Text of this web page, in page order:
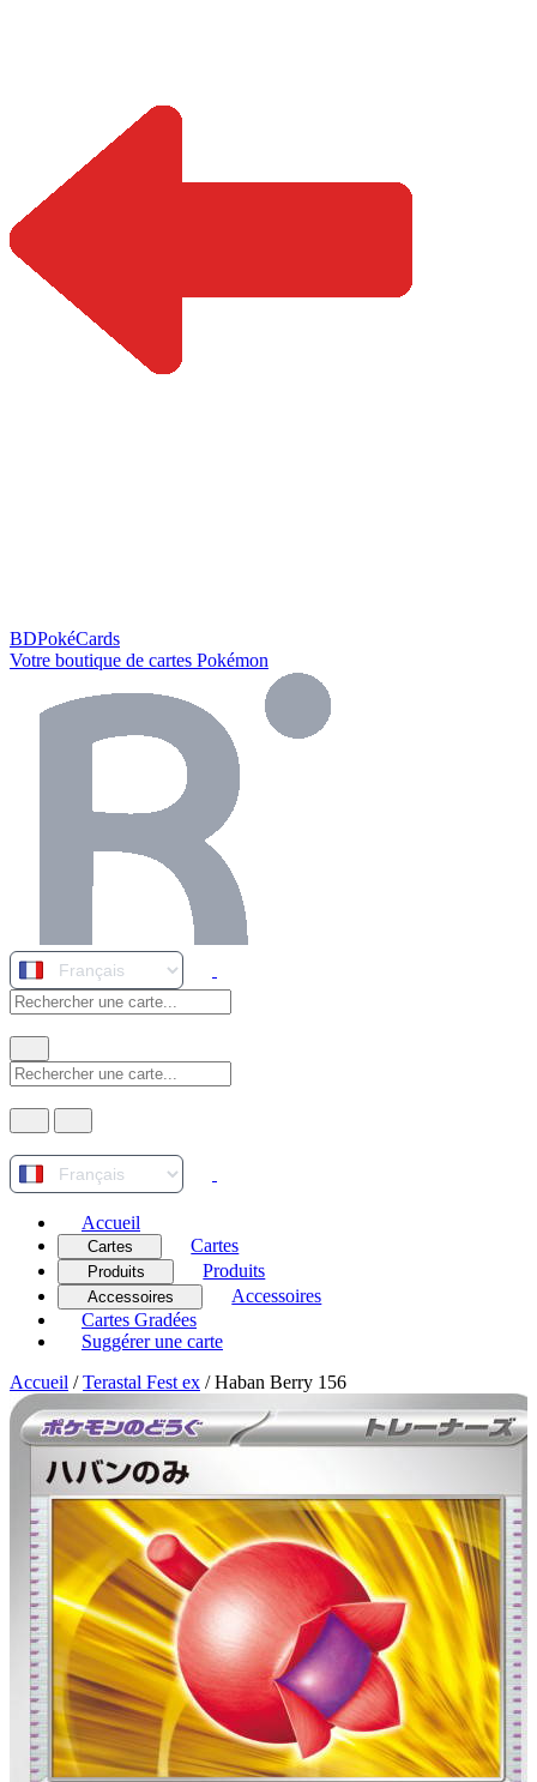
BDPokéCards
Votre boutique de cartes Pokémon
Accueil
Cartes Cartes
Produits Produits
Accessoires
Accessoires
Cartes Gradées
Suggérer une carte
Accueil / Terastal Fest ex / Haban Berry 156